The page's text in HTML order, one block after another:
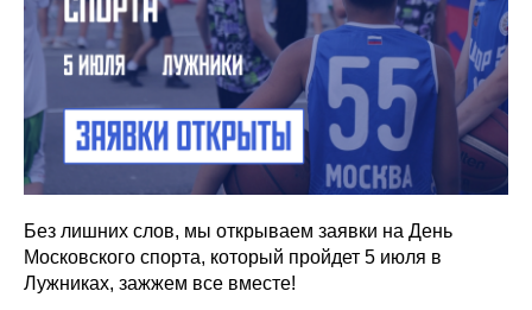
Без лишних слов, мы открываем заявки на День
Московского спорта, который пройдет 5 июля в
Лужниках, зажжем все вместе!